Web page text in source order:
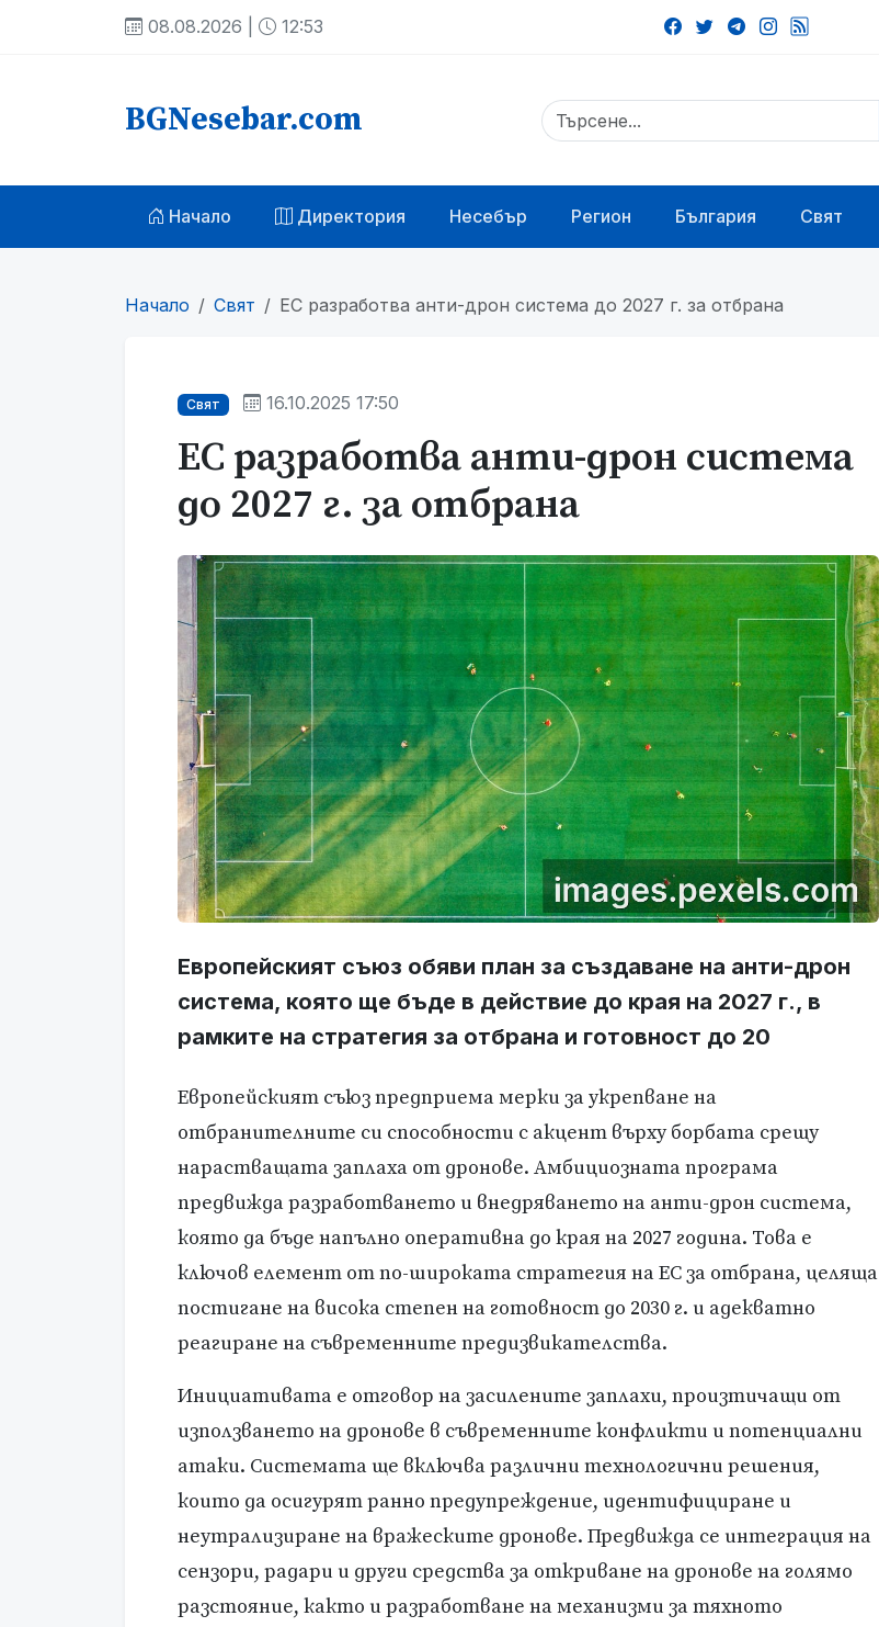
08.08.2026 | 12:53
BGNesebar.com
Начало Директория Несебър Регион България Свят
Начало Свят ЕС разработва анти-дрон система до 2027 г. за отбрана
Свят 16.10.2025 17:50
ЕС разработва анти-дрон система
до 2027 г. за отбрана
Европейският съюз обяви план за създаване на анти-дрон
система, която ще бъде в действие до края на 2027 г., в
рамките на стратегия за отбрана и готовност до 20
Европейският съюз предприема мерки за укрепване на
отбранителните си способности с акцент върху борбата срещу
нарастващата заплаха от дронове. Амбициозната програма
предвижда разработването и внедряването на анти-дрон система,
която да бъде напълно оперативна до края на 2027 година. Това е
ключов елемент от по-широката стратегия на ЕС за отбрана, целяща
постигане на висока степен на готовност до 2030 г. и адекватно
реагиране на съвременните предизвикателства.
Инициативата е отговор на засилените заплахи, произтичащи от
използването на дронове в съвременните конфликти и потенциални
атаки. Системата ще включва различни технологични решения,
които да осигурят ранно предупреждение, идентифициране и
неутрализиране на вражеските дронове. Предвижда се интеграция на
сензори, радари и други средства за откриване на дронове на голямо
разстояние, както и разработване на механизми за тяхното